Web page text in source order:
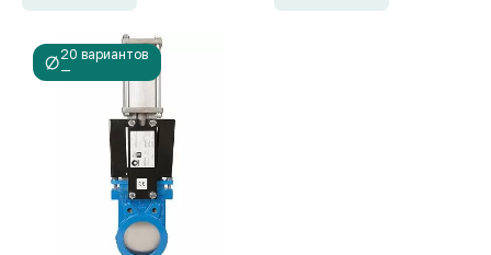
20 вариантов
—